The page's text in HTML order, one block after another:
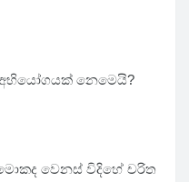
නෙමෙයි?
වෙනස් විදිහේ චරිත